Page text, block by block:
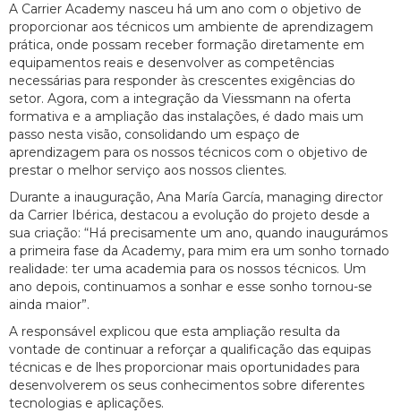
A Carrier Academy nasceu há um ano com o objetivo de
proporcionar aos técnicos um ambiente de aprendizagem
prática, onde possam receber formação diretamente em
equipamentos reais e desenvolver as competências
necessárias para responder às crescentes exigências do
setor. Agora, com a integração da Viessmann na oferta
formativa e a ampliação das instalações, é dado mais um
passo nesta visão, consolidando um espaço de
aprendizagem para os nossos técnicos com o objetivo de
prestar o melhor serviço aos nossos clientes.
Durante a inauguração, Ana María García, managing director
da Carrier Ibérica, destacou a evolução do projeto desde a
sua criação: “Há precisamente um ano, quando inaugurámos
a primeira fase da Academy, para mim era um sonho tornado
realidade: ter uma academia para os nossos técnicos. Um
ano depois, continuamos a sonhar e esse sonho tornou-se
ainda maior”.
A responsável explicou que esta ampliação resulta da
vontade de continuar a reforçar a qualificação das equipas
técnicas e de lhes proporcionar mais oportunidades para
desenvolverem os seus conhecimentos sobre diferentes
tecnologias e aplicações.